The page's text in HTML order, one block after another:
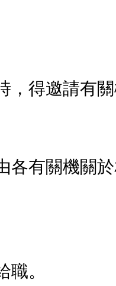
，得邀請有
各有關機關
。